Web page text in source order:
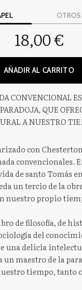
18,00 €
AÑADIR AL CARRITO
CONVENCIONAL
QUE
A NUESTRO
con Chesterton
convencionales.
de santo Tomás
un tercio de la
nuestro propio
de filosofía, de
del
una delicia
un maestro de la
tiempo, tanto